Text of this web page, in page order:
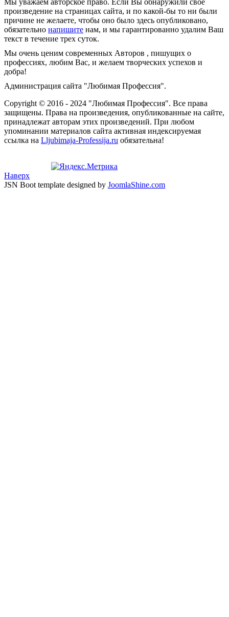
произведение на страницах сайта, и по какой-бы то ни были
причине не желаете, чтобы оно было здесь опубликовано,
обязательно напишите нам, и мы гарантированно удалим Ваш
текст в течение трех суток.
Мы очень ценим современных Авторов , пишущих о
профессиях, любим Вас, и желаем творческих успехов и
добра!
Администрация сайта "Любимая Профессия".
Copyright © 2016 - 2024 "Любимая Профессия". Все права
защищены. Права на произведения, опубликованные на сайте,
принадлежат авторам этих произведений. При любом
упоминании материалов сайта активная индексируемая
ссылка на Lljubimaja-Professija.ru обязательна!
Наверх
JSN Boot template designed by JoomlaShine.com